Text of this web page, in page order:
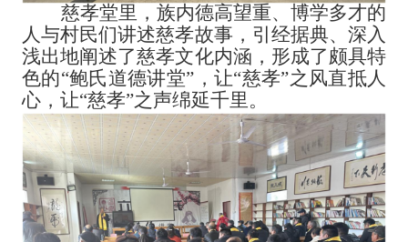
慈孝堂里，族内德高望重、博学多才的
人与村民们讲述慈孝故事，引经据典、深入
浅出地阐述了慈孝文化内涵，形成了颇具特
色的“鲍氏道德讲堂”，让“慈孝”之风直抵人
心，让“慈孝”之声绵延千里。